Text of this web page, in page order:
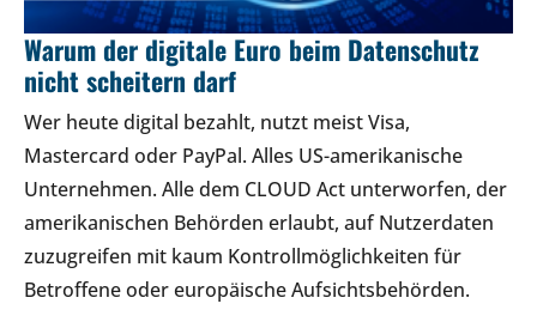
Warum der digitale Euro beim Datenschutz
nicht scheitern darf
Wer heute digital bezahlt, nutzt meist Visa,
Mastercard oder PayPal. Alles US-amerikanische
Unternehmen. Alle dem CLOUD Act unterworfen, der
amerikanischen Behörden erlaubt, auf Nutzerdaten
zuzugreifen mit kaum Kontrollmöglichkeiten für
Betroffene oder europäische Aufsichtsbehörden.